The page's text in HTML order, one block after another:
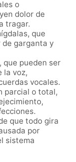
o
dolor de
tragar.
que
de garganta y
que pueden ser
la voz,
vocales.
parcial o total,
que todo gira
por
sistema